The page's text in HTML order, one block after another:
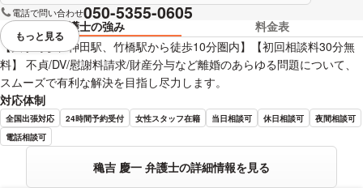
電話で問い合わせ050-5355-0605
弁護士の強み
料金表
【大手町駅、神田駅、竹橋駅から徒歩10分圏内】【初回相談料30分無
料】 不貞/DV/慰謝料請求/財産分与など離婚のあらゆる問題について、
スムーズで有利な解決を目指し尽力します。
対応体制
全国出張対応 24時間予約受付 女性スタッフ在籍 当日相談可 休日相談可
夜間相談可
電話相談可
穐吉 慶一 弁護士の詳細情報を見る
視覚的に省略されている要素を
もっと見る